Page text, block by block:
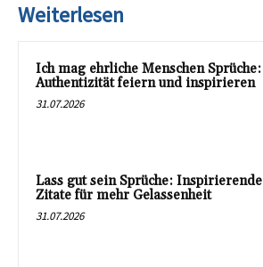
Weiterlesen
Ich mag ehrliche Menschen Sprüche:
Authentizität feiern und inspirieren
31.07.2026
Lass gut sein Sprüche: Inspirierende
Zitate für mehr Gelassenheit
31.07.2026